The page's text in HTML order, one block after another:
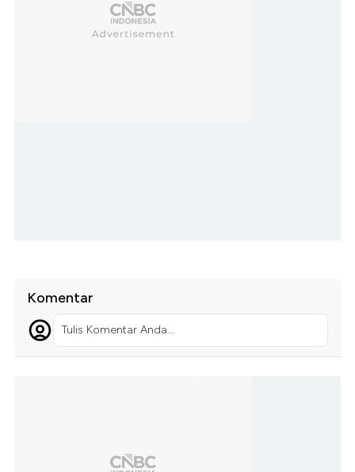
Komentar
Tulis Komentar Anda...